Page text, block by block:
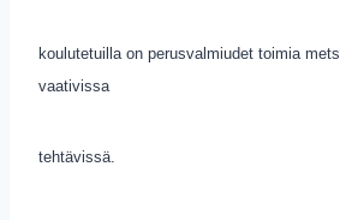
koulutetuilla on perusvalmiudet toimia
vaativissa
tehtävissä.